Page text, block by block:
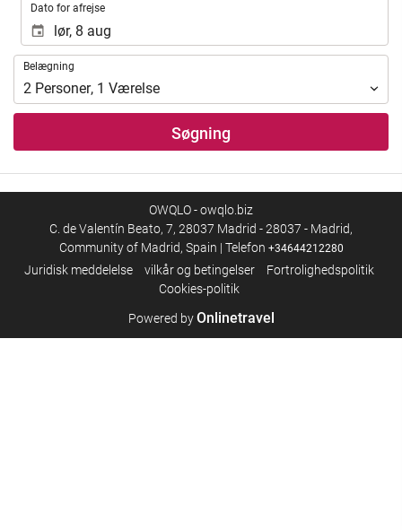
Dato for afrejse
Belægning
Belægning
2 Personer, 1 Værelse
Søgning
OWQLO - owqlo.biz
C. de Valentín Beato, 7, 28037 Madrid - 28037 - Madrid,
Community of Madrid, Spain | Telefon +34644212280
Juridisk meddelelse vilkår og betingelser
Fortrolighedspolitik
Cookies-politik
Powered byOnlinetravel